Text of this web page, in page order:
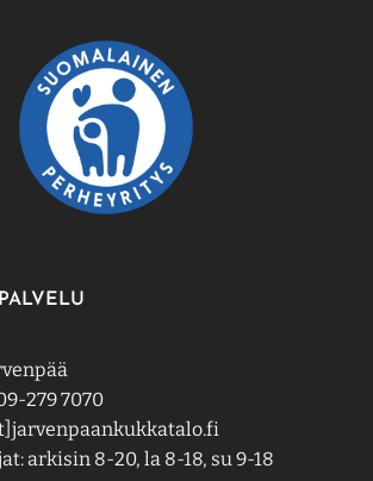
279 7070
arkisin 8-20, la 8-18, su 9-18